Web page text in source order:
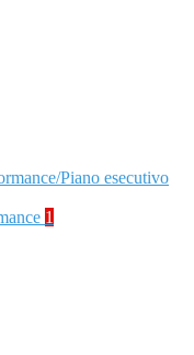
Piano esecutivo
1